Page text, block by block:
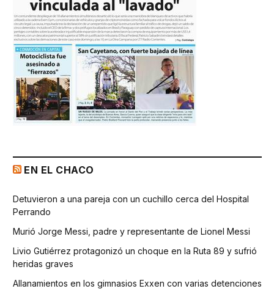
EN EL CHACO
Detuvieron a una pareja con un cuchillo cerca del Hospital
Perrando
Murió Jorge Messi, padre y representante de Lionel Messi
Livio Gutiérrez protagonizó un choque en la Ruta 89 y sufrió
heridas graves
Allanamientos en los gimnasios Exxen con varias detenciones